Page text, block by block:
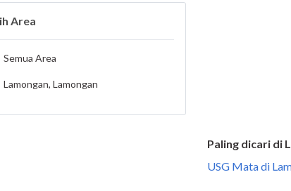
Paling dicari di
USG Mata di